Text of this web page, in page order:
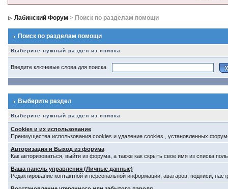
Лабинский Форум > Поиск по разделам помощи
Поиск по разделам помощи
Выберите нужный раздел из списка
Введите ключевые слова для поиска
Выберите раздел
Выберите нужный раздел из списка
Cookies и их использование
Преимущества использования cookies и удаление cookies , установленных
Авторизация и Выход из форума
Как авторизоваться, выйти из форума, а также как скрыть свое имя из списка
Ваша панель управления (Личные данные)
Редактирование контактной и персональной информации, аватаров, подписи,